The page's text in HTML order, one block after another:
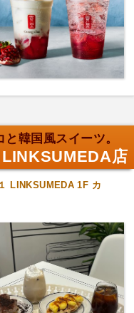
韓国風スイーツ。
店
LINKSUMEDA 1F カ